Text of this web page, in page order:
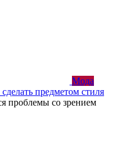
Мода
предметом стиля
проблемы со зрением